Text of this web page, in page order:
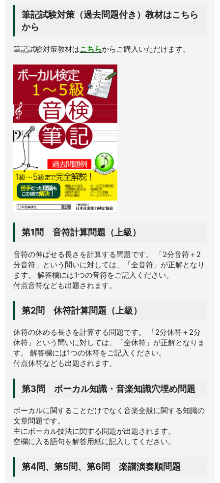
筆記試験対策（過去問題付き）教材はこちら
から
筆記試験対策教材はこちらからご購入いただけます。
第1問 音符計算問題（上級）
音符の伸ばせる長さを計算する問題です。 「2分音符＋2
分音符」という問いに対しては、「全音符」が正解となり
ます。 解答欄には1つの音符をご記入ください。
付点音符なども出題されます。
第2問 休符計算問題（上級）
休符の休める長さを計算する問題です。 「2分休符＋2分
休符」という問いに対しては、「全休符」が正解となりま
す。 解答欄には1つの休符をご記入ください。
付点休符なども出題されます。
第3問 ボーカル知識・音楽知識穴埋め問題
ボーカルに関することだけでなく音楽全般に関する知識の
文章問題です。
主にボーカル技法に関する問題が出題されます。
空欄に入る語句を解答用紙に記入してください。
第4問、第5問、第6問 楽譜演奏順問題